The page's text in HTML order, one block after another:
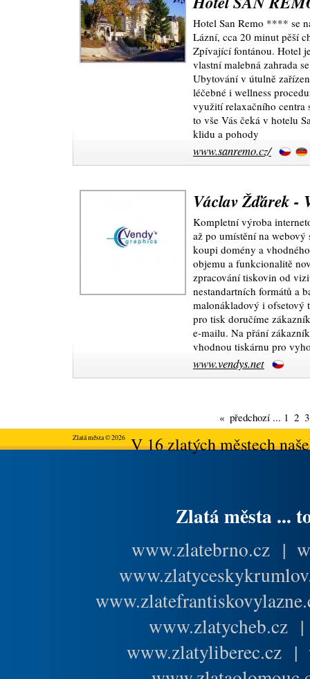
Hotel San Remo **** se
Lázní, cca 20 minut pěší
Zpívající fontánou. Hotel
vlastní malebná zahrada
Ubytování v útulně
léčebné i wellness
využití relaxačního centra
to vše Vás čeká v hotelu
klidu a pohody
www.sanremo.cz/
Václav Žďárek -
Kompletní výroba
až po umístění na webový
koupi domény a
objemu a funkcionalitě
zpracování tiskovin od
nestandartních formátů a
malonákladový i ofsetový
pro tisk doručíme
e-mailu. Na přání
vhodnou tiskárnu pro
www.vendys.net
« předchozí ... 1 2 3
Zlatá města © 2026V 16 zlatých městech
Zlatá města ...
www.zlatebrno.cz |
www.zlatycheb.cz
www.zlatyliberec.cz |